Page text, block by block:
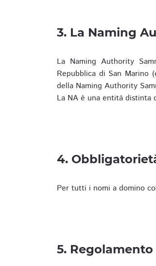
3. La Naming
La Naming Authority
Repubblica di San Marino
della Naming Authority
La NA è una entità distinta
4.
Per tutti i nomi a domino
5.